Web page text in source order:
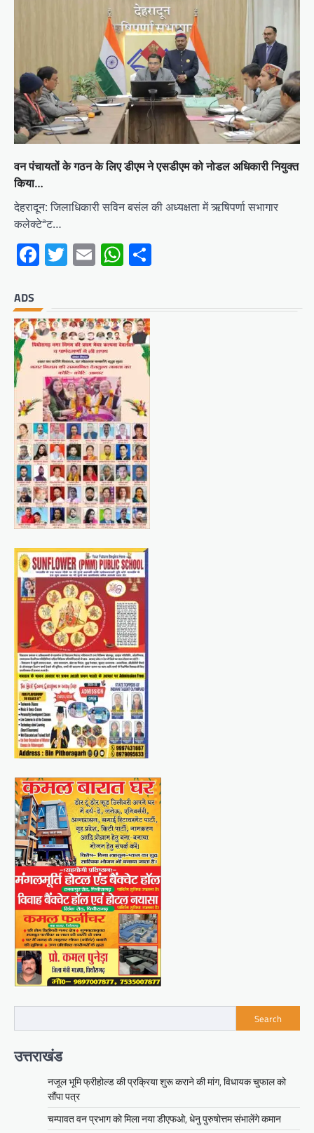
वन पंचायतों के गठन के लिए डीएम ने एसडीएम को नोडल अधिकारी नियुक्त
किया…
देहरादून: जिलाधिकारी सविन बसंल की अध्यक्षता में ऋषिपर्णा सभागार
कलेक्टेªट…
Facebook
Twitter
EmailWhatsApp
ADS
Search
उत्तराखंड
नजूल भूमि फ्रीहोल्ड की प्रक्रिया शुरू कराने की मांग, विधायक चुफाल को
सौंपा पत्र
चम्पावत वन प्रभाग को मिला नया डीएफओ, धेनु पुरुषोत्तम संभालेंगे कमान